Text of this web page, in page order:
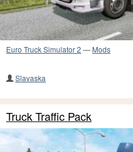
Euro Truck Simulator 2 — Mods
Slavaska
Truck Traffic Pack